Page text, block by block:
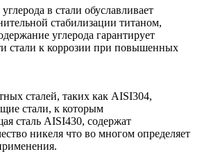
в стали обуславливает
стабилизации титаном,
углерода гарантирует
стали к коррозии при повышенных
сталей, таких как AISI304,
стали, к которым
сталь AISI430, содержат
никеля что во многом определяет